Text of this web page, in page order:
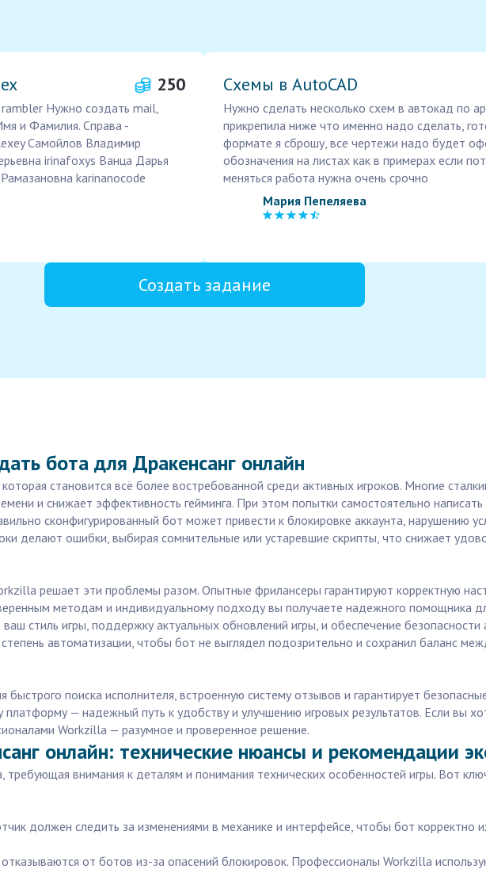
250
Нужно создать mail,
и Фамилия. Справа -
Самойлов Владимир
irinafoxys Ванца Дарья
karinanocode
Схемы в AutoCAD
Нужно сделать несколько схем в автокад по
прикрепила ниже что именно надо сделать,
формате я сброшу, все чертежи надо будет
обозначения на листах как в примерах если
меняться работа нужна очень срочно
Мария Пепеляева
Создать задание
бота для Дракенсанг онлайн
становится всё более востребованной среди активных игроков. Многие
и снижает эффективность гейминга. При этом попытки самостоятельно
сконфигурированный бот может привести к блокировке аккаунта, нарушению
делают ошибки, выбирая сомнительные или устаревшие скрипты, что снижает
решает эти проблемы разом. Опытные фрилансеры гарантируют корректную
методам и индивидуальному подходу вы получаете надежного помощника
стиль игры, поддержку актуальных обновлений игры, и обеспечение безопасности
автоматизации, чтобы бот не выглядел подозрительно и сохранил баланс
поиска исполнителя, встроенную систему отзывов и гарантирует
— надежный путь к удобству и улучшению игровых результатов. Если вы
Workzilla — разумное и проверенное решение.
онлайн: технические нюансы и рекомендации
внимания к деталям и понимания технических особенностей игры. Вот
должен следить за изменениями в механике и интерфейсе, чтобы бот корректно
отказываются от ботов из-за опасений блокировок. Профессионалы Workzilla